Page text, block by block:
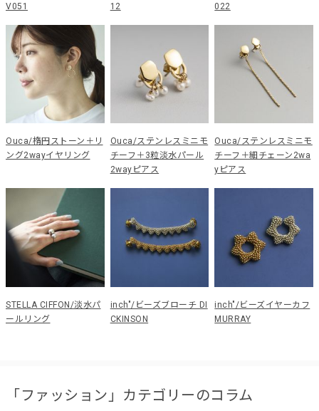
V051
12
022
Ouca/楕円ストーン＋リ
ング2wayイヤリング
Ouca/ステンレスミニモ
チーフ＋3粒淡水パール
2wayピアス
Ouca/ステンレスミニモ
チーフ＋細チェーン2wa
yピアス
STELLA CIFFON/淡水パ
ールリング
inch"/ビーズブローチ DI
CKINSON
inch"/ビーズイヤーカフ
MURRAY
「ファッション」カテゴリーのコラム